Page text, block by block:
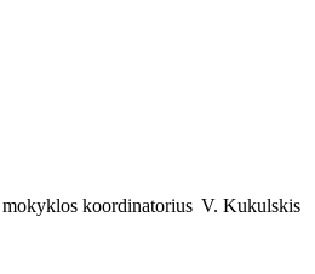
mokyklos koordinatorius V. Kukulskis